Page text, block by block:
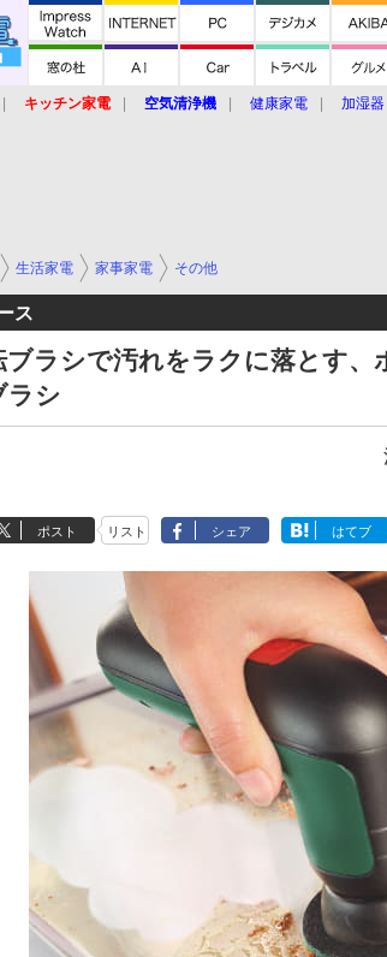
キッチン家電 空気清浄機 健康家電 加湿
生活家電 家事家電 その他
ス
ブラシで汚れをラクに落とす
ラシ
ポスト リスト シェア はてブ